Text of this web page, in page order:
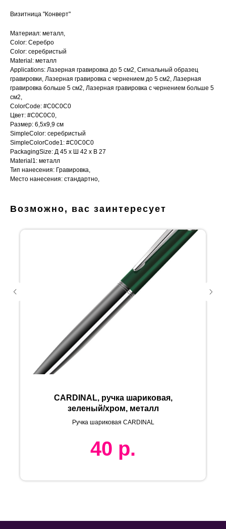
Визитница "Конверт"
Материал: металл,
Color: Серебро
Color: серебристый
Material: металл
Applications: Лазерная гравировка до 5 см2, Сигнальный образец
гравировки, Лазерная гравировка с чернением до 5 см2, Лазерная
гравировка больше 5 см2, Лазерная гравировка с чернением больше 5
см2,
ColorCode: #C0C0C0
Цвет: #C0C0C0,
Размер: 6,5х9,9 см
SimpleColor: серебристый
SimpleColorCode1: #C0C0C0
PackagingSize: Д 45 x Ш 42 x В 27
Material1: металл
Тип нанесения: Гравировка,
Место нанесения: стандартно,
Возможно, вас заинтересует
CARDINAL, ручка шариковая,
зеленый/хром, металл
Ручка шариковая CARDINAL
40 р.